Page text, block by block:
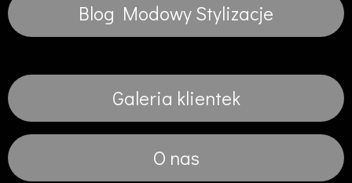
Blog Modowy Stylizacje
Galeria klientek
O nas